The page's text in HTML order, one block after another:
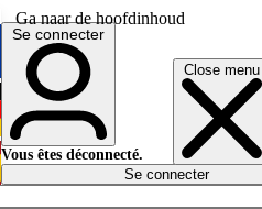
Ga naar de hoofdinhoud
Close menu
English
Deutsch
Español
Se connecter
Vous êtes déconnecté.
Se connecter